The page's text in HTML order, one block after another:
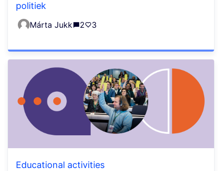
politiek
Márta Jukk 2 3
Educational activities